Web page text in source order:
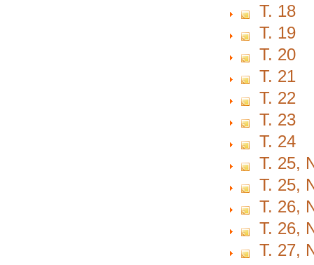
T. 18
T. 19
T. 20
T. 21
T. 22
T. 23
T. 24
T. 25,
T. 25,
T. 26,
T. 26,
T. 27,